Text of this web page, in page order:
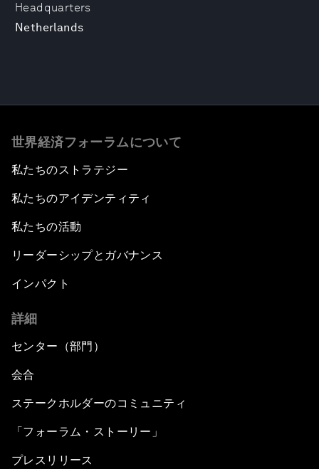
Headquarters
Netherlands
世界経済フォーラムについて
私たちのストラテジー
私たちのアイデンティティ
私たちの活動
リーダーシップとガバナンス
インパクト
詳細
センター（部門）
会合
ステークホルダーのコミュニティ
「フォーラム・ストーリー」
プレスリリース